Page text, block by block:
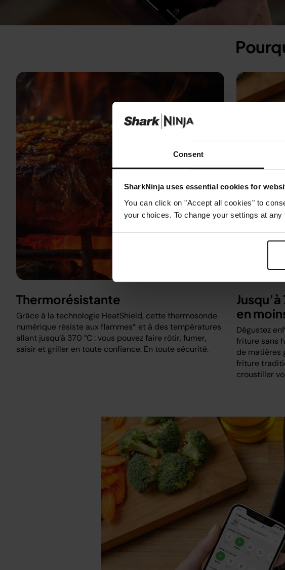
Consent
SharkNinja uses essential cookies for
You can click on "Accept all cookies" to
your choices. To change your settings at
Loaded
78.08%
Thermorésistante
Grâce à la technologie HeatShield, cette thermosonde
numérique résiste aux flammes* et à des températures
allant jusqu’à 370 °C : vous pouvez faire rôtir, fumer,
saisir et griller en toute confiance. En toute sécurité.
en
Dégustez
friture sans
de matières
friture
croustiller